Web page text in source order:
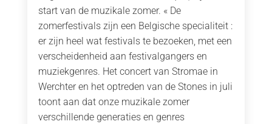
start van de muzikale zomer. « De
zomerfestivals zijn een Belgische specialiteit :
er zijn heel wat festivals te bezoeken, met een
verscheidenheid aan festivalgangers en
muziekgenres. Het concert van Stromae in
Werchter en het optreden van de Stones in juli
toont aan dat onze muzikale zomer
verschillende generaties en genres